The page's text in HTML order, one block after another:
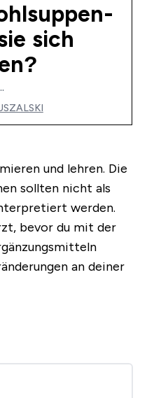
sich
und lehren. Die
sollten nicht als
werden.
bevor du mit der
an deiner